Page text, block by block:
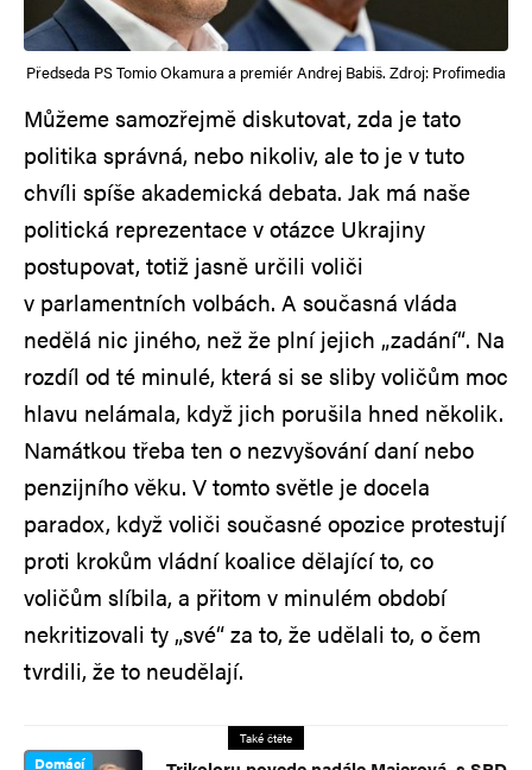
Předseda PS Tomio Okamura a premiér Andrej Babiš. Zdroj: Profimedia
Můžeme samozřejmě diskutovat, zda je tato
politika správná, nebo nikoliv, ale to je v tuto
chvíli spíše akademická debata. Jak má naše
politická reprezentace v otázce Ukrajiny
postupovat, totiž jasně určili voliči
v parlamentních volbách. A současná vláda
nedělá nic jiného, než že plní jejich „zadání“. Na
rozdíl od té minulé, která si se sliby voličům moc
hlavu nelámala, když jich porušila hned několik.
Namátkou třeba ten o nezvyšování daní nebo
penzijního věku. V tomto světle je docela
paradox, když voliči současné opozice protestují
proti krokům vládní koalice dělající to, co
voličům slíbila, a přitom v minulém období
nekritizovali ty „své“ za to, že udělali to, o čem
tvrdili, že to neudělají.
Také čtěte
Domácí